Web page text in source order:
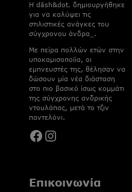
H dāsh&dot. δημιουργήθηκε
για να καλύψει τις
στιλιστικές ανάγκες του
σύγχρονου άνδρα_.
Με πείρα πολλών ετών στην
υποκαμισοποϊία, οι
εμπνευστές της, θέλησαν να
δώσουν μία νέα διάσταση
στο πιο βασικό ίσως κομμάτι
της σύγχρονης ανδρικής
ντουλάπας, μετά το τζιν
παντελόνι.
Facebook
Instagram
Επικοινωνία